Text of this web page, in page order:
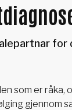
for
som er råka,
gjennom